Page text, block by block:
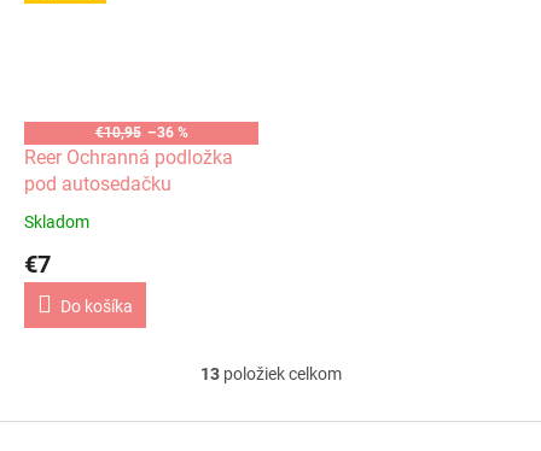
€10,95 –36 %
Reer Ochranná podložka
pod autosedačku
Skladom
€7
Do košíka
O
l
13položiek celkom